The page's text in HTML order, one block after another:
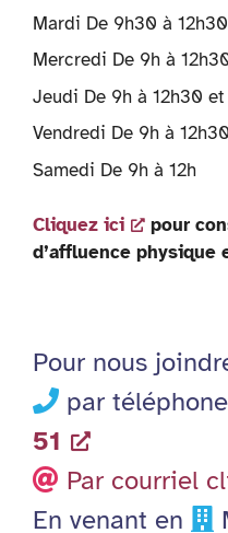
Mardi De 9h30 à
Mercredi De 9h à
Jeudi De 9h à 12h30
Vendredi De 9h à
Samedi De 9h à 12h
Cliquez ici
pour
d’affluence physique
Pour nous
par
51
Par courriel
En venant en